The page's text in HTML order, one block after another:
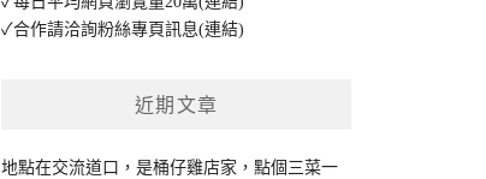
✓合作請洽詢粉絲專頁訊息(連結)
近期文章
地點在交流道口，是桶仔雞店家，點個三菜一